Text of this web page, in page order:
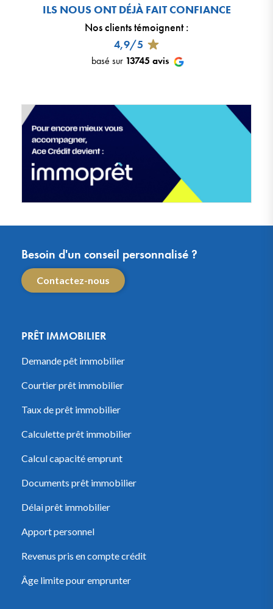
ILS NOUS ONT DÉJÀ FAIT CONFIANCE
Nos clients témoignent:
4,9/5
basé sur 13745 avis
Besoin d'un conseil personnalisé ?
Contactez-nous
PRÊT IMMOBILIER
Demande pêt immobilier
Courtier prêt immobilier
Taux de prêt immobilier
Calculette prêt immobilier
Calcul capacité emprunt
Documents prêt immobilier
Délai prêt immobilier
Apport personnel
Revenus pris en compte crédit
Âge limite pour emprunter